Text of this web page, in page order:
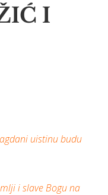
I
uistinu budu
i slave Bogu na